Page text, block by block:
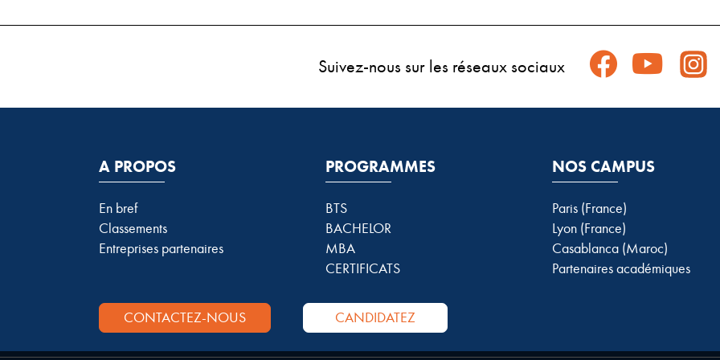
Suivez-nous sur les réseaux sociaux
A PROPOS
En bref
Classements
Entreprises partenaires
PROGRAMMES
BTS
BACHELOR
MBA
CERTIFICATS
CONTACTEZ-NOUS CANDIDATEZ
NOS CAMPUS
Paris (France)
Lyon (France)
Casablanca (Maroc)
Partenaires académiques